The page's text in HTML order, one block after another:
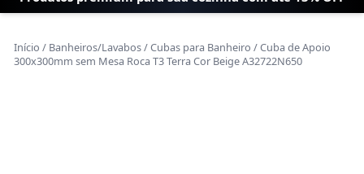
Início / Banheiros/Lavabos/Cubas para Banheiro / Cuba de Apoio
300x300mm sem Mesa Roca T3 Terra Cor Beige A32722N650